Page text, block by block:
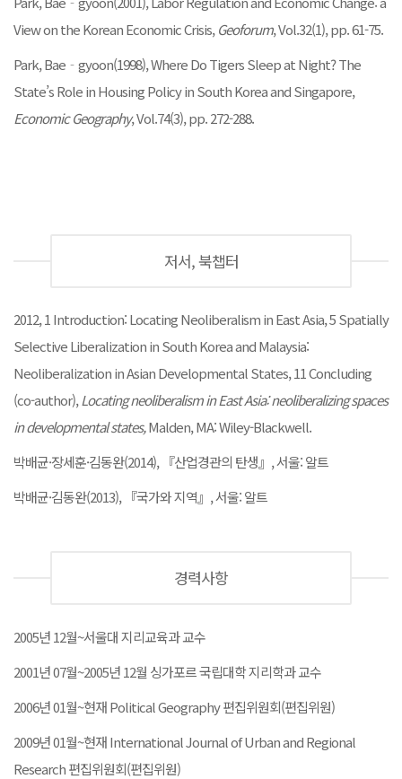
View on the Korean Economic Crisis, Geoforum, Vol.32(1), pp. 61-75.
Park, Bae‐gyoon(1998), Where Do Tigers Sleep at Night? The
State’s Role in Housing Policy in South Korea and Singapore,
Economic Geography, Vol.74(3), pp. 272-288.
저서, 북챕터
2012, 1 Introduction: Locating Neoliberalism in East Asia, 5 Spatially
Selective Liberalization in South Korea and Malaysia:
Neoliberalization in Asian Developmental States, 11 Concluding
(co-author), Locating neoliberalism in East Asia: neoliberalizing spaces
in developmental states,Malden, MA: Wiley-Blackwell.
박배균·장세훈·김동완(2014), 『산업경관의 탄생』, 서울: 알트
박배균·김동완(2013), 『국가와 지역』, 서울: 알트
경력사항
2005년 12월~서울대 지리교육과 교수
2001년 07월~2005년 12월 싱가포르 국립대학 지리학과 교수
2006년 01월~현재 Political Geography 편집위원회(편집위원)
2009년 01월~현재 International Journal of Urban and Regional
Research 편집위원회(편집위원)